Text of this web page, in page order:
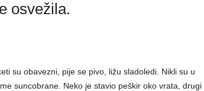
osvežila.
su obavezni, pije se pivo, ližu sladoledi. Nikli su u
suncobrane. Neko je stavio peškir oko vrata, drugi